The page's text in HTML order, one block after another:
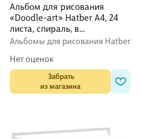
Альбом для рисования
«Doodle-art» Hatber А4, 24
листа, спираль, в
ассортименте
Альбомы для рисования Hatber
Нет оценок
Забрать
из магазина